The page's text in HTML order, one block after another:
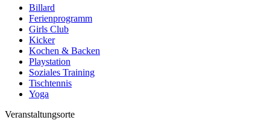
Billard
Ferienprogramm
Girls Club
Kicker
Kochen & Backen
Playstation
Soziales Training
Tischtennis
Yoga
Veranstaltungsorte